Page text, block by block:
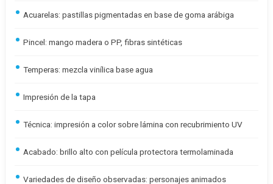
Acuarelas: pastillas pigmentadas en base de goma arábiga
Pincel: mango madera o PP, fibras sintéticas
Temperas: mezcla vinílica base agua
Impresión de la tapa
Técnica: impresión a color sobre lámina con recubrimiento UV
Acabado: brillo alto con película protectora termolaminada
Variedades de diseño observadas: personajes animados